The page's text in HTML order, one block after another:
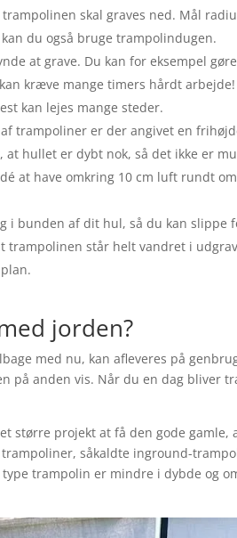
skal graves ned. Mål
du også bruge trampolindugen.
at grave. Du kan for eksempel
kræve mange timers hårdt
kan lejes mange steder.
trampoliner er der angivet en
at hullet er dybt nok, så det ikke er
at have omkring 10 cm luft rundt
i bunden af dit hul, så du kan slippe
trampolinen står helt vandret i
jorden?
med nu, kan afleveres på
på anden vis. Når du en dag
større projekt at få den gode
såkaldte inground-
trampolin er mindre i dybde og